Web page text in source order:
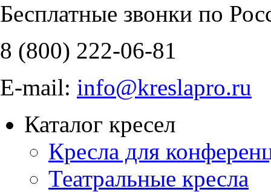
Бесплатные звонки по
8 (800) 222-06-81
E-mail: info@kreslapro.ru
Каталог кресел
Кресла для
Театральные кресла